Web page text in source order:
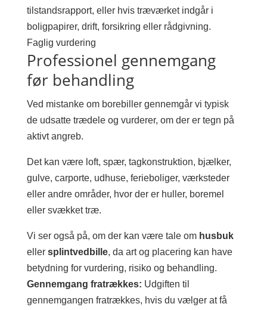
tilstandsrapport, eller hvis træværket indgår i
boligpapirer, drift, forsikring eller rådgivning.
Faglig vurdering
Professionel gennemgang
før behandling
Ved mistanke om borebiller gennemgår vi typisk
de udsatte trædele og vurderer, om der er tegn på
aktivt angreb.
Det kan være loft, spær, tagkonstruktion, bjælker,
gulve, carporte, udhuse, ferieboliger, værksteder
eller andre områder, hvor der er huller, boremel
eller svækket træ.
Vi ser også på, om der kan være tale om husbuk
eller splintvedbille, da art og placering kan have
betydning for vurdering, risiko og behandling.
Gennemgang fratrækkes: Udgiften til
gennemgangen fratrækkes, hvis du vælger at få